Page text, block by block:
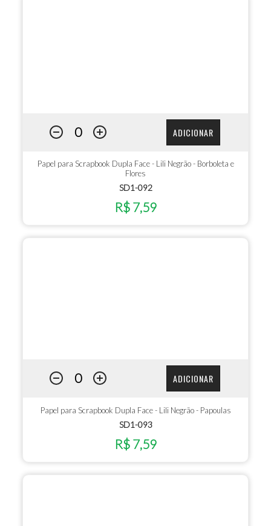
ADICIONAR
Papel para Scrapbook Dupla Face - Lili Negrão - Borboleta e
Flores
SD1-092
R$ 7,59
ADICIONAR
Papel para Scrapbook Dupla Face - Lili Negrão - Papoulas
SD1-093
R$ 7,59